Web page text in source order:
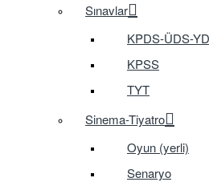
Sınavlar
KPDS-ÜDS-
KPSS
TYT
Sinema-Tiyatro
Oyun (yerli)
Senaryo